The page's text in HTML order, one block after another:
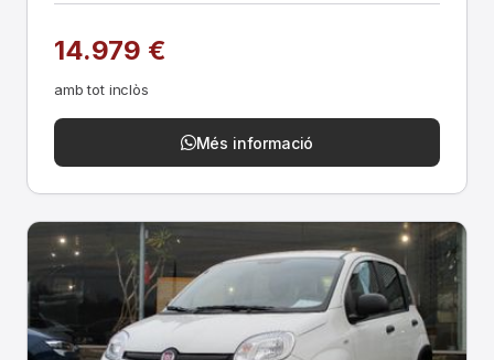
14.979 €
amb tot inclòs
Més informació